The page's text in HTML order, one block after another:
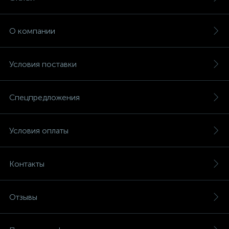
О компании
Условия поставки
Спецпредложения
Условия оплаты
Контакты
Отзывы